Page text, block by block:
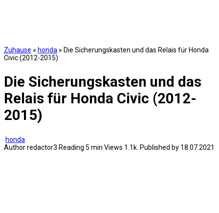
Zuhause » honda » Die Sicherungskasten und das Relais für Honda
Civic (2012-2015)
Die Sicherungskasten und das
Relais für Honda Civic (2012-
2015)
honda
Authorredactor3 Reading 5 min Views 1.1k. Published by 18.07.2021